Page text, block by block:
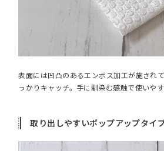
表面には凹凸のあるエンボス加工が施され
っかりキャッチ。手に馴染む感触で使いやす
取り出しやすいポップアップタイ